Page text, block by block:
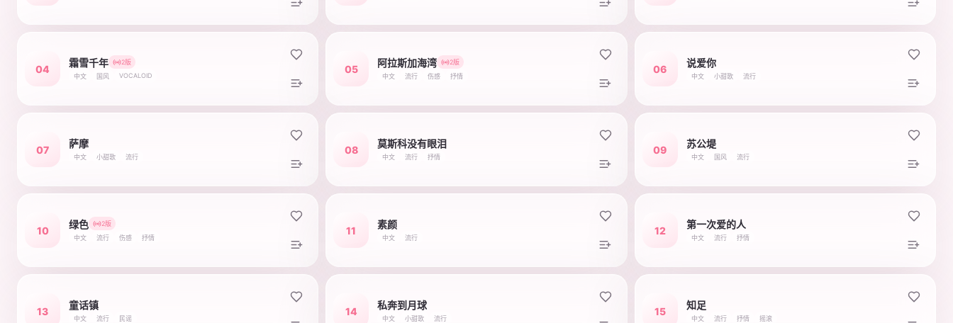
04
霜雪千年
2版
中文
国风 VOCALOID
05
阿拉斯加海湾
2版
中文
流行 伤感 抒情
06
说爱你
中文 小甜歌 流行
07
萨摩
中文 小甜歌 流行
08
莫斯科没有眼泪
中文 流行 抒情
09
苏公堤
中文 国风 流行
10
绿色
2版
中文
流行 伤感 抒情
11
素颜
中文 流行
12
第一次爱的人
中文 流行 抒情
13
童话镇
中文 流行 民谣
14
私奔到月球
中文 小甜歌 流行
15
知足
中文 流行 抒情 摇滚